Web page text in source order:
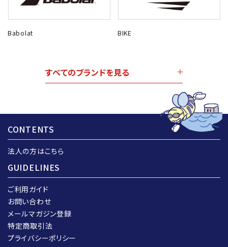
Babolat BIKE
すべてのブランドを見る
CONTENTS
法人の方はこちら
GUIDELINES
ご利用ガイド
お問い合わせ
メールマガジン登録
特定商取引法
プライバシーポリシー